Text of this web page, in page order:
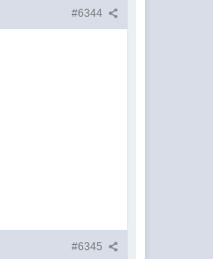
#6344
#6345